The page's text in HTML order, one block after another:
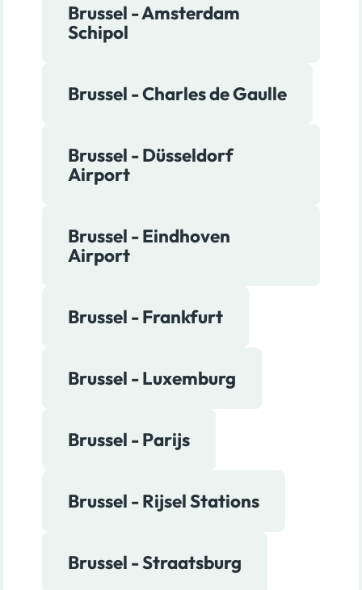
Brussel - Amsterdam
Schipol
Brussel - Charles de Gaulle
Brussel - Düsseldorf
Airport
Brussel - Eindhoven
Airport
Brussel - Frankfurt
Brussel - Luxemburg
Brussel - Parijs
Brussel - Rijsel Stations
Brussel - Straatsburg